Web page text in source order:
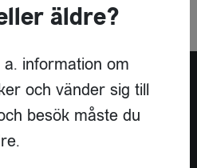
äldre?
information om
och vänder sig till
besök måste du